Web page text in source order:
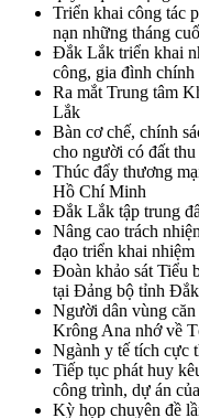
Triển khai công tác
nạn những tháng
Đắk Lắk triển khai
công, gia đình chính
Ra mắt Trung tâm
Lắk
Bàn cơ chế, chính
cho người có đất thu
Thúc đẩy thương
Hồ Chí Minh
Đắk Lắk tập trung
Nâng cao trách
đạo triển khai
Đoàn khảo sát
tại Đảng bộ tỉnh
Người dân vùng
Krông Ana nhớ về
Ngành y tế tích cực
Tiếp tục phát huy
công trình, dự án
Kỳ họp chuyên đề